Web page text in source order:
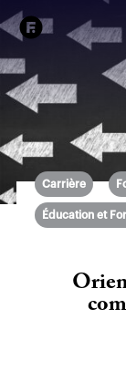
Carrière
Éducation et